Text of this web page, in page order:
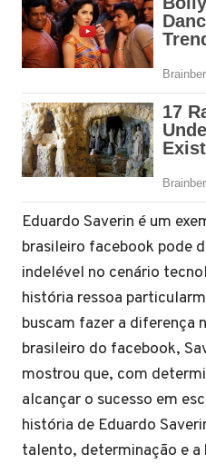
Eduardo Saverin é um
brasileiro facebook pode
indelével no cenário
história ressoa
buscam fazer a diferença
brasileiro do facebook,
mostrou que, com
alcançar o sucesso em
história de Eduardo
talento, determinação e a